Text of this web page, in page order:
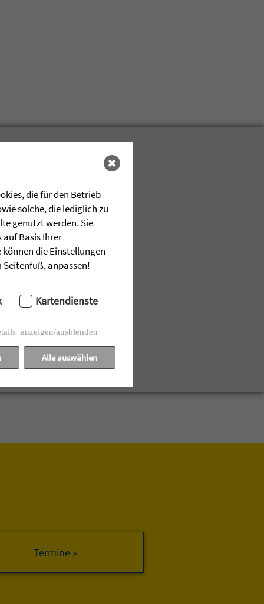
die für den Betrieb
solche, die lediglich zu
genutzt werden. Sie
auf Basis Ihrer
die Einstellungen
anpassen!
Kartendienste
anzeigen/ausblenden
Alle auswählen